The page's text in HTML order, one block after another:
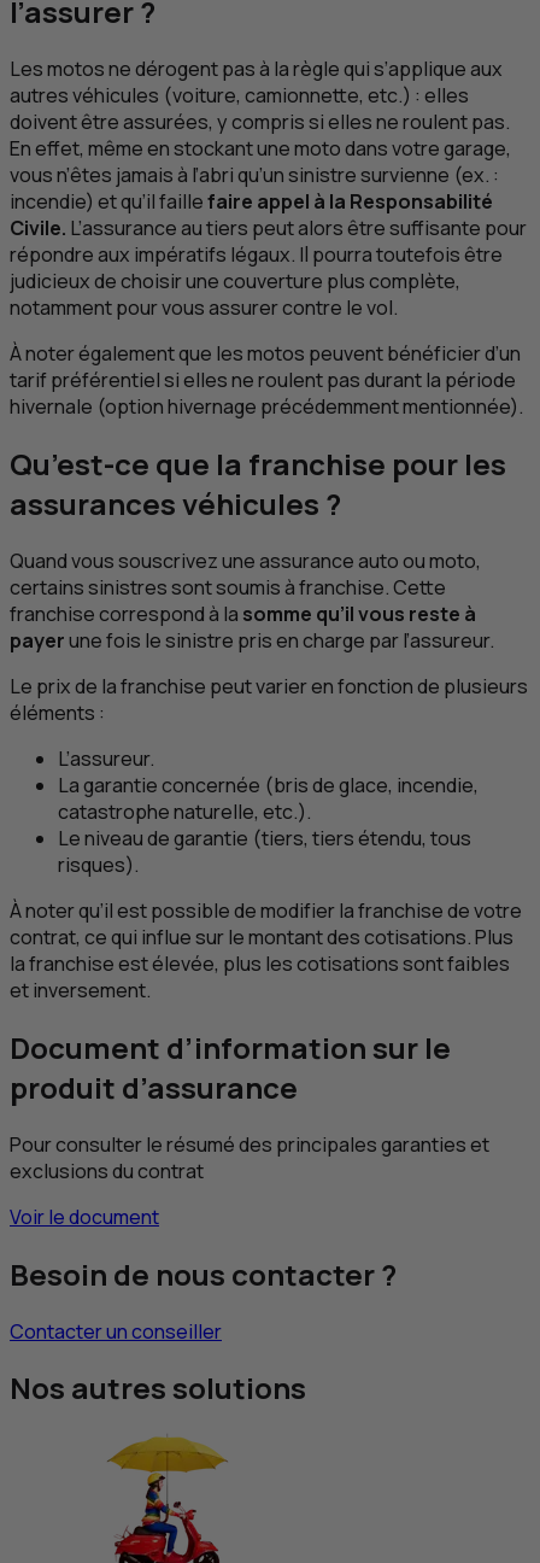
l’assurer ?
Les motos ne dérogent pas à la règle qui s’applique aux
autres véhicules (voiture, camionnette, etc.) : elles
doivent être assurées, y compris si elles ne roulent pas.
En effet, même en stockant une moto dans votre garage,
vous n’êtes jamais à l’abri qu’un sinistre survienne (ex. :
incendie) et qu’il faillefaire appel à la Responsabilité
Civile. L’assurance au tiers peut alors être suffisante pour
répondre aux impératifs légaux. Il pourra toutefois être
judicieux de choisir une couverture plus complète,
notamment pour vous assurer contre le vol.
À noter également que les motos peuvent bénéficier d’un
tarif préférentiel si elles ne roulent pas durant la période
hivernale (option hivernage précédemment mentionnée).
Qu’est-ce que la franchise pour les
assurances véhicules ?
Quand vous souscrivez une assurance auto ou moto,
certains sinistres sont soumis à franchise. Cette
franchise correspond à la somme qu’il vous reste à
payerune fois le sinistre pris en charge par l’assureur.
Le prix de la franchise peut varier en fonction de plusieurs
éléments :
L’assureur.
La garantie concernée (bris de glace, incendie,
catastrophe naturelle, etc.).
Le niveau de garantie (tiers, tiers étendu, tous
risques).
À noter qu’il est possible de modifier la franchise de votre
contrat, ce qui influe sur le montant des cotisations. Plus
la franchise est élevée, plus les cotisations sont faibles
et inversement.
Document d’information sur le
produit d’assurance
Pour consulter le résumé des principales garanties et
exclusions du contrat
Voir le document
Besoin de nous contacter ?
Contacter un conseiller
Nos autres solutions